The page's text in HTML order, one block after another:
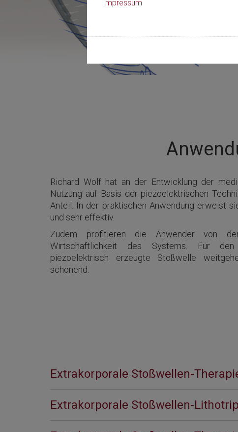
Impressum
Richard Wolf hat an der Entwicklung der
Nutzung auf Basis der piezoelektrischen
Anteil. In der praktischen Anwendung erweist
und sehr effektiv.
Zudem profitieren die Anwender von der
Wirtschaftlichkeit des Systems. Für
piezoelektrisch erzeugte Stoßwelle
schonend.
Extrakorporale Stoßwellen-
Extrakorporale Stoßwellen-